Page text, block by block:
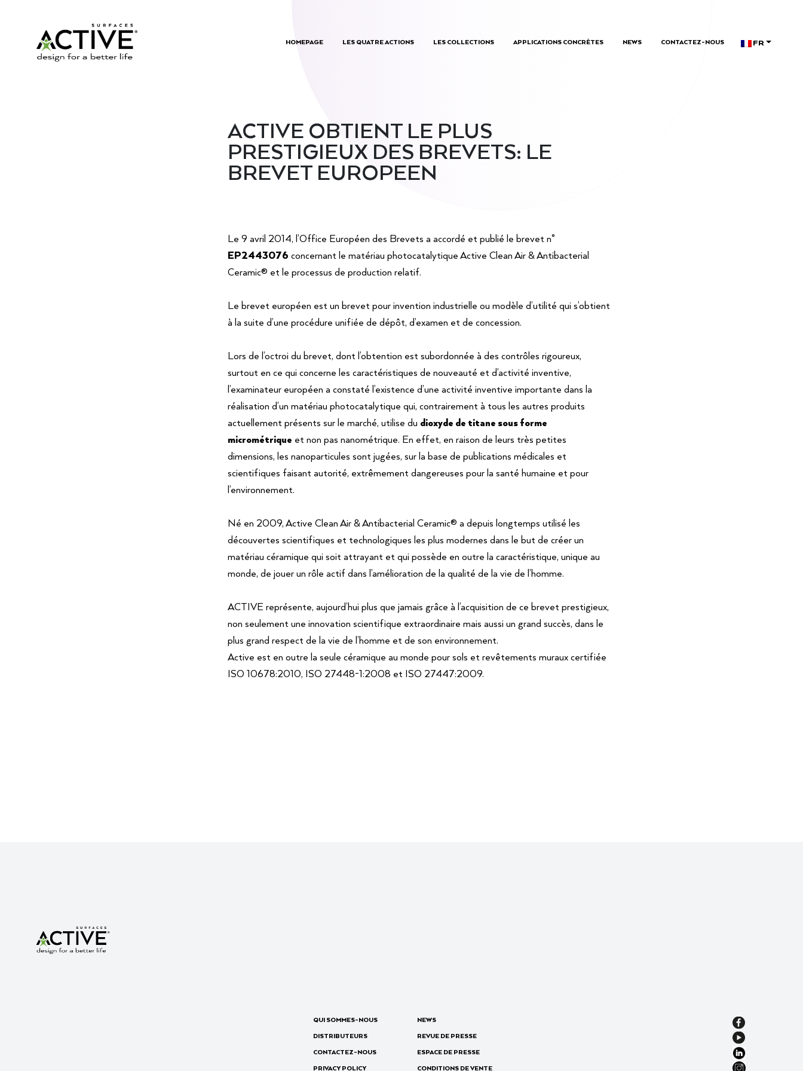
HOMEPAGE LES QUATRE ACTIONS LES COLLECTIONS APPLICATIONS CONCRÈTES NEWS CONTACTEZ-NOUS FR
ACTIVE OBTIENT LE PLUS
PRESTIGIEUX DES BREVETS: LE
BREVET EUROPEEN
Le 9 avril 2014, l’Office Européen des Brevets a accordé et publié le brevet n°
EP2443076 concernant le matériau photocatalytique Active Clean Air & Antibacterial
Ceramic® et le processus de production relatif.
Le brevet européen est un brevet pour invention industrielle ou modèle d’utilité qui s’obtient
à la suite d’une procédure unifiée de dépôt, d’examen et de concession.
Lors de l’octroi du brevet, dont l’obtention est subordonnée à des contrôles rigoureux,
surtout en ce qui concerne les caractéristiques de nouveauté et d’activité inventive,
l’examinateur européen a constaté l’existence d’une activité inventive importante dans la
réalisation d’un matériau photocatalytique qui, contrairement à tous les autres produits
actuellement présents sur le marché, utilise du dioxyde de titane sous forme
micrométrique et non pas nanométrique. En effet, en raison de leurs très petites
dimensions, les nanoparticules sont jugées, sur la base de publications médicales et
scientifiques faisant autorité, extrêmement dangereuses pour la santé humaine et pour
l’environnement.
Né en 2009, Active Clean Air & Antibacterial Ceramic® a depuis longtemps utilisé les
découvertes scientifiques et technologiques les plus modernes dans le but de créer un
matériau céramique qui soit attrayant et qui possède en outre la caractéristique, unique au
monde, de jouer un rôle actif dans l’amélioration de la qualité de la vie de l’homme.
ACTIVE représente, aujourd’hui plus que jamais grâce à l’acquisition de ce brevet prestigieux,
non seulement une innovation scientifique extraordinaire mais aussi un grand succès, dans le
plus grand respect de la vie de l’homme et de son environnement.
Active est en outre la seule céramique au monde pour sols et revêtements muraux certifiée
ISO 10678:2010, ISO 27448-1:2008 et ISO 27447:2009.
QUI SOMMES-NOUS
DISTRIBUTEURS
CONTACTEZ-NOUS
PRIVACY POLICY
NEWS
REVUE DE PRESSE
ESPACE DE PRESSE
CONDITIONS DE VENTE